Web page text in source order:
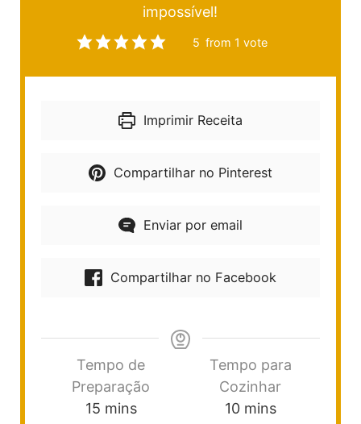
impossível!
5 from 1 vote
Imprimir Receita
Compartilhar no Pinterest
Enviar por email
Compartilhar no Facebook
Tempo de
Preparação
15 mins
Tempo para
Cozinhar
10 mins